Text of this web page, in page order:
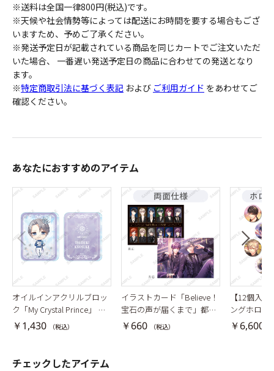
※送料は全国一律800円(税込)です。
※天候や社会情勢等によっては配送にお時間を要する場合もござ
いますため、予めご了承ください。
※発送予定日が記載されている商品を同じカートでご注文いただ
いた場合、 一番遅い発送予定日の商品に合わせての発送となり
ます。
※特定商取引法に基づく表記 および ご利用ガイド をあわせてご
確認ください。
あなたにおすすめのアイテム
オイルインアクリルブロッ
ク「My Crystal Prince」 都
築京介
￥1,430 （税込）
イラストカード「Believe！
宝石の声が届くまで」都築
京介・黒曜護
￥660 （税込）
【12個入
ングホログ
「Believe
まで」
￥6,600
チェックしたアイテム